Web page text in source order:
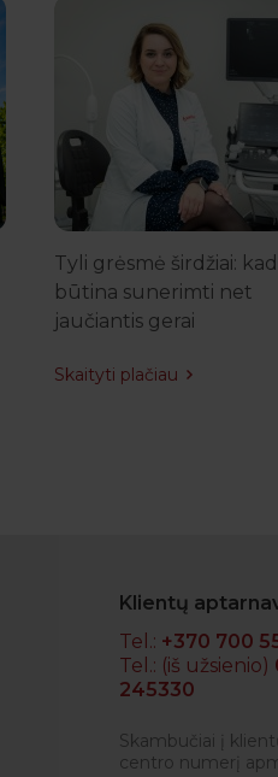
Tyli grėsmė širdžiai:
būtina sunerimti net
jaučiantis gerai
Skaityti plačiau
Klientų
Tel.: +370 700
Tel.: (iš užsienio)
245330
Skambučiai į
centro numerį
RENATA